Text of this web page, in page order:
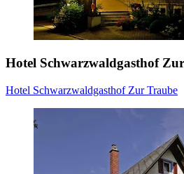
Hotel Schwarzwaldgasthof
Hotel Schwarzwaldgasthof Zur Traube